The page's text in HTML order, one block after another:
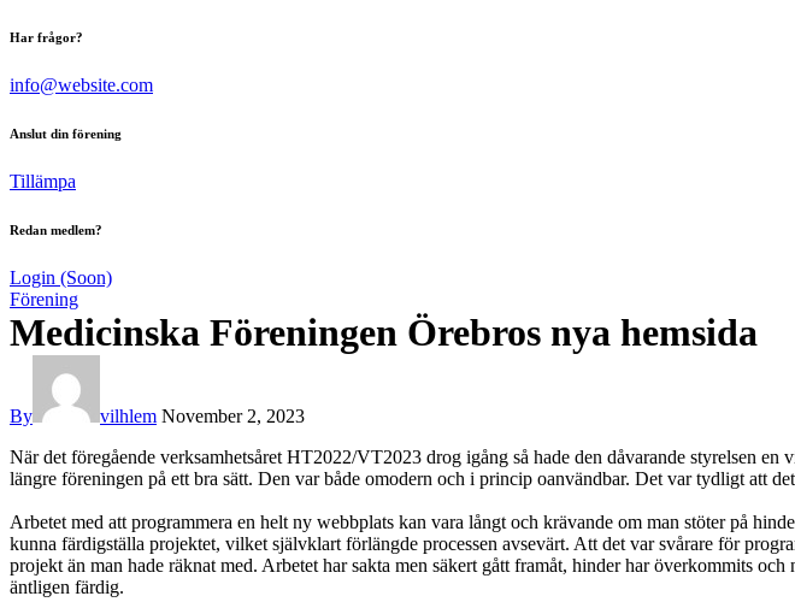
Har frågor?
info@website.com
Anslut din förening
Tillämpa
Redan medlem?
Login (Soon)
Förening
Medicinska Föreningen Örebros nya hemsida
By vilhlem November 2, 2023
När det föregående verksamhetsåret HT2022/VT2023 drog igång så hade den dåvarande styrelsen
längre föreningen på ett bra sätt. Den var både omodern och i princip oanvändbar. Det var tydligt att
Arbetet med att programmera en helt ny webbplats kan vara långt och krävande om man stöter på
kunna färdigställa projektet, vilket självklart förlängde processen avsevärt. Att det var svårare för
projekt än man hade räknat med. Arbetet har sakta men säkert gått framåt, hinder har överkommits och
äntligen färdig.